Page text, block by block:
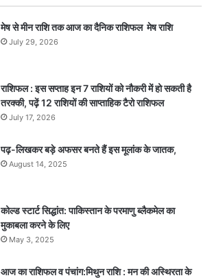
मेष से मीन राशि तक आज का दैनिक राशिफल मेष राशि
July 29, 2026
राशिफल : इस सप्ताह इन 7 राशियों को नौकरी में हो सकती है
तरक्की, पढ़ें 12 राशियों की साप्ताहिक टैरो राशिफल
July 17, 2026
पढ़-लिखकर बड़े अफसर बनते हैं इस मूलांक के जातक,
August 14, 2025
कोल्ड स्टार्ट सिद्धांत: पाकिस्तान के परमाणु ब्लैकमेल का
मुकाबला करने के लिए
May 3, 2025
आज का राशिफल व पंचांग:मिथुन राशि : मन की अस्थिरता के